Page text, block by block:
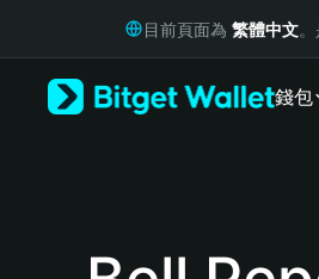
Русский
目前頁面為 繁體中文
錢包